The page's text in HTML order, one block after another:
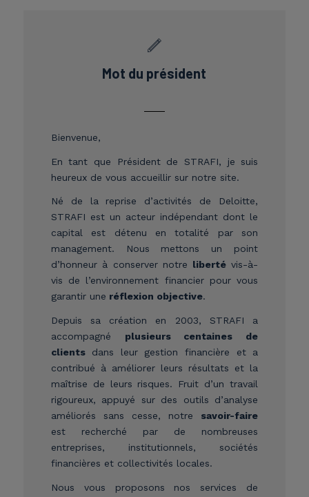
Mot du président
Bienvenue,
En tant que Président de STRAFI, je suis
heureux de vous accueillir sur notre site.
Né de la reprise d’activités de Deloitte,
STRAFI est un acteur indépendant dont le
capital est détenu en totalité par son
management. Nous mettons un point
d’honneur à conserver notre libertévis-à-
vis de l’environnement financier pour vous
garantir une réflexion objective.
Depuis sa création en 2003, STRAFI a
accompagné plusieurs centaines de
clientsdans leur gestion financière et a
contribué à améliorer leurs résultats et la
maîtrise de leurs risques. Fruit d’un travail
rigoureux, appuyé sur des outils d’analyse
améliorés sans cesse, notre savoir-faire
est recherché par de nombreuses
entreprises, institutionnels, sociétés
financières et collectivités locales.
Nous vous proposons nos services de